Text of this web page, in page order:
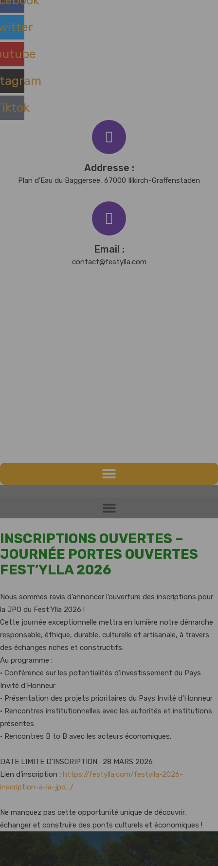
Addresse :
Plan d'Eau du Baggersee, 67000 Illkirch-Graffenstaden
Email :
contact@festylla.com
INSCRIPTIONS OUVERTES –
JOURNÉE PORTES OUVERTES
FEST’YLLA 2026
Nous sommes ravis d’annoncer l’ouverture des inscriptions pour
la JPO du Fest’Ylla 2026 !
Cette journée exceptionnelle mettra en lumière notre démarche
responsable, éthique, durable, culturelle et artisanale, à travers
des échanges riches et constructifs.
Au programme :
• Conférence sur les potentialités d’investissement du Pays
Invité d’Honneur
• Présentation des projets prioritaires du Pays Invité d’Honneur
• Rencontres institutionnelles avec les autorités et institutions
présentes
• Rencontres B to B avec les acteurs économiques.
DATE LIMITE D’INSCRIPTION : 28 MARS 2026
Lien d’inscription : https://festylla.com/festylla-2026-
inscription-a-la-jpo…/
Ne manquez pas cette opportunité unique de découvrir,
échanger et construire des ponts culturels et économiques !